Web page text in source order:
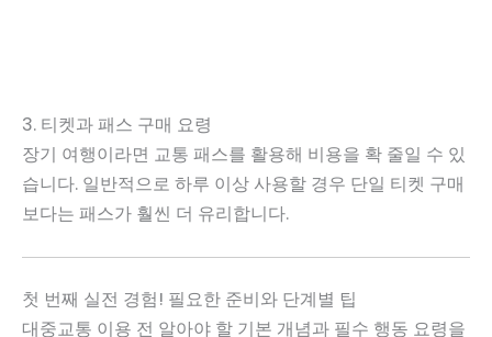
3. 티켓과 패스 구매 요령
장기 여행이라면 교통 패스를 활용해 비용을 확 줄일 수 있
습니다. 일반적으로 하루 이상 사용할 경우 단일 티켓 구매
보다는 패스가 훨씬 더 유리합니다.
첫 번째 실전 경험! 필요한 준비와 단계별 팁
대중교통 이용 전 알아야 할 기본 개념과 필수 행동 요령을